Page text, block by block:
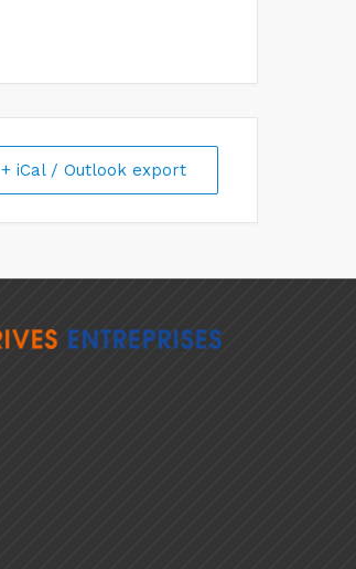
+ iCal / Outlook export